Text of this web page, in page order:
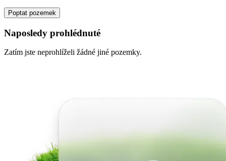
Poptat pozemek
Naposledy prohlédnuté
Zatím jste neprohlíželi žádné jiné pozemky.